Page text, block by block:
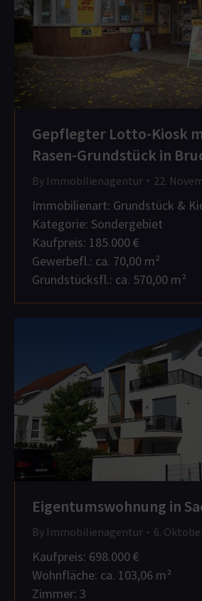
Gepflegter Lotto-Kiosk
Rasen-Grundstück in
By Immobilienagentur 22.
Immobilienart: Grundstück &
Kategorie: Sondergebiet
Kaufpreis: 185.000 €
Gewerbefl.: ca. 70,00 m²
Grundstücksfl.: ca. 570,00 m²
Eigentumswohnung in
By Immobilienagentur 6.
Kaufpreis: 698.000 €
Wohnfläche: ca. 103,06 m²
Zimmer: 3